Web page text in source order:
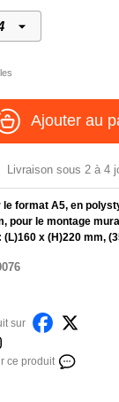
format A5, en
pour le montage
x (H)220 mm,
sur
ce produit
Ajouter au
Livraison sous 2 à 4